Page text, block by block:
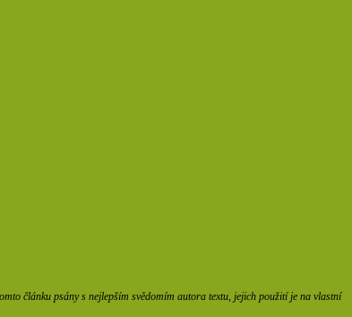
článku psány s nejlepším svědomím autora textu, jejich použití je na vlastní